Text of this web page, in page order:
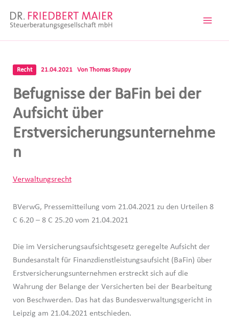
Inhalt
Recht 21.04.2021 Von Thomas Stuppy
Befugnisse der BaFin bei der
Aufsicht über
Erstversicherungsunternehme
n
Verwaltungsrecht
BVerwG, Pressemitteilung vom 21.04.2021 zu den Urteilen 8
C 6.20 – 8 C 25.20 vom 21.04.2021
Die im Versicherungsaufsichtsgesetz geregelte Aufsicht der
Bundesanstalt für Finanzdienstleistungsaufsicht (BaFin) über
Erstversicherungsunternehmen erstreckt sich auf die
Wahrung der Belange der Versicherten bei der Bearbeitung
von Beschwerden. Das hat das Bundesverwaltungsgericht in
Leipzig am 21.04.2021 entschieden.